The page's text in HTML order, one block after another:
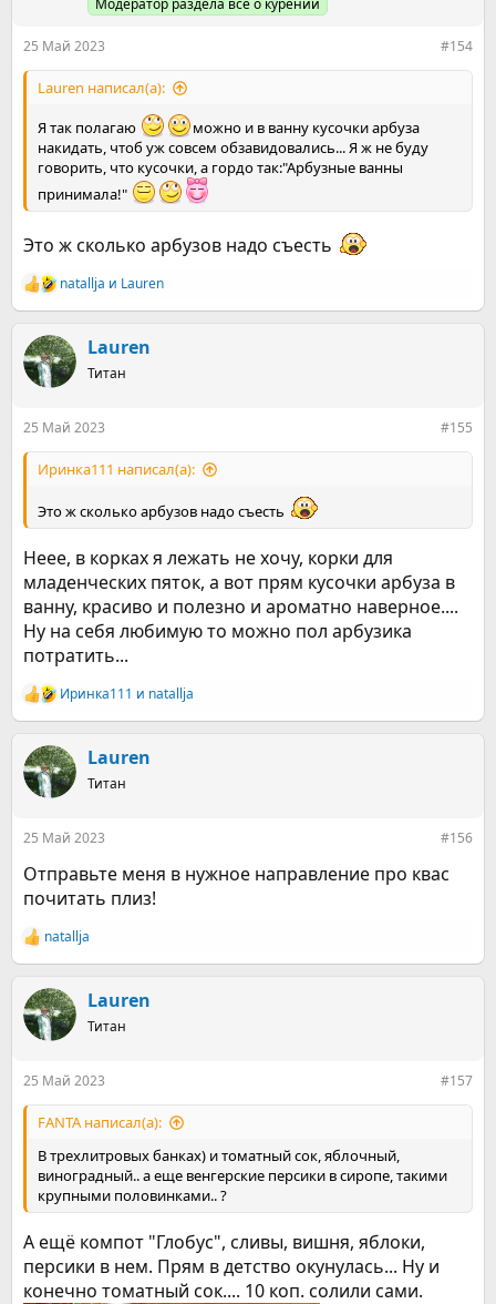
Модератор раздела все о курении
25 Май 2023 #154
Lauren написал(а):
Я так полагаю
можно и в ванну кусочки арбуза
накидать, чтоб уж совсем обзавидовались... Я ж не буду
говорить, что кусочки, а гордо так:"Арбузные ванны
принимала!"
Это ж сколько арбузов надо съесть
Р
е
к
ц
и
natallja и Lauren
Lauren
Титан
25 Май 2023 #155
Иринка111 написал(а):
Это ж сколько арбузов надо съесть
Неее, в корках я лежать не хочу, корки для
младенческих пяток, а вот прям кусочки арбуза в
ванну, красиво и полезно и ароматно наверное....
Ну на себя любимую то можно пол арбузика
потратить...
Р
е
к
ц
и
Иринка111 и natallja
Lauren
Титан
25 Май 2023 #156
Отправьте меня в нужное направление про квас
почитать плиз!
Р
е
к
ц
и
natallja
Lauren
Титан
25 Май 2023 #157
FANTA написал(а):
В трехлитровых банках) и томатный сок, яблочный,
виноградный.. а еще венгерские персики в сиропе, такими
крупными половинками.. ?
А ещё компот "Глобус", сливы, вишня, яблоки,
персики в нем. Прям в детство окунулась... Ну и
конечно томатный сок.... 10 коп. солили сами.